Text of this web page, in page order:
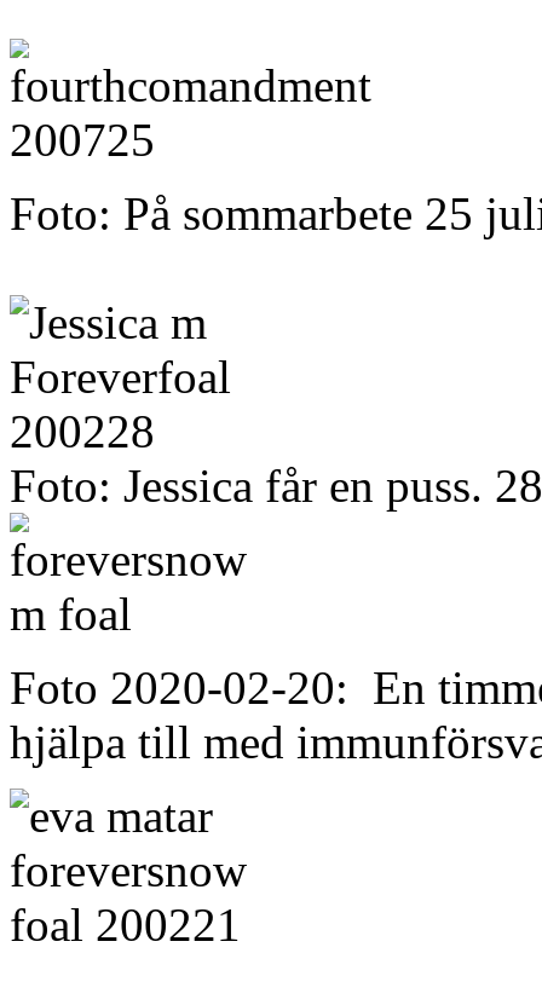
Foto: På sommarbete 25
Foto: Jessica får en puss.
Foto 2020-02-20: En
hjälpa till med